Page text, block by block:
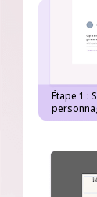
Étape 1 :